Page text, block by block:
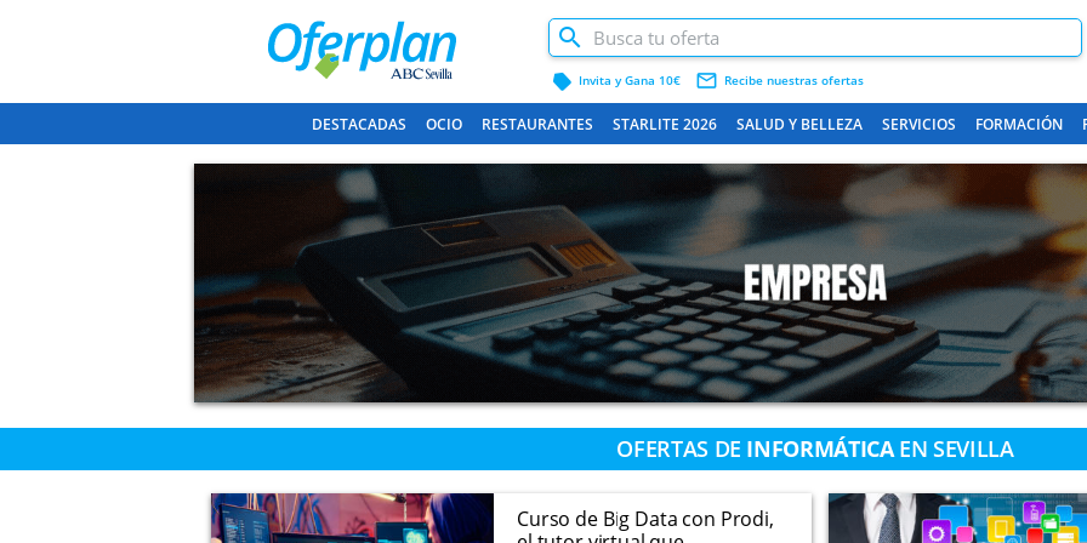
label Invita y Gana 10€ mail_outline Recibe nuestras ofertas
DESTACADAS OCIO RESTAURANTES STARLITE 2026 SALUD Y BELLEZA SERVICIOS FORMACIÓN
OFERTAS DE INFORMÁTICAEN SEVILLA
Curso de Big Data con Prodi,